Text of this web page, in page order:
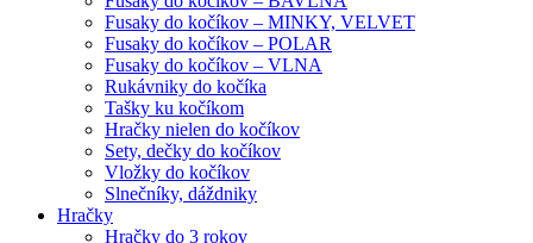
Fusaky do kočíkov – MINKY, VELVET
Fusaky do kočíkov – POLAR
Fusaky do kočíkov – VLNA
Rukávniky do kočíka
Tašky ku kočíkom
Hračky nielen do kočíkov
Sety, dečky do kočíkov
Vložky do kočíkov
Slnečníky, dáždniky
Hračky
Hračky do 3 rokov